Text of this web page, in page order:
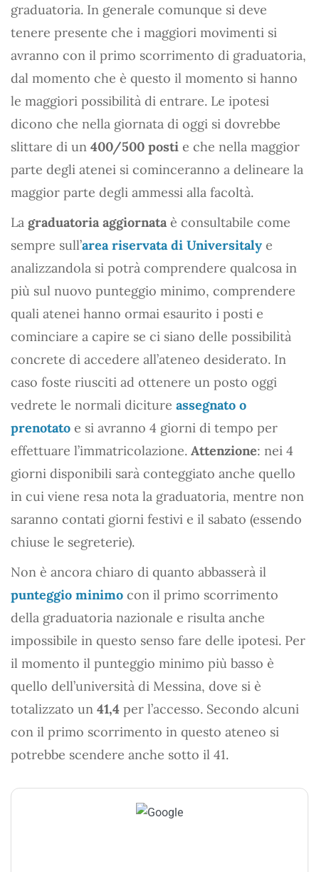
graduatoria. In generale comunque si deve
tenere presente che i maggiori movimenti si
avranno con il primo scorrimento di graduatoria,
dal momento che è questo il momento si hanno
le maggiori possibilità di entrare. Le ipotesi
dicono che nella giornata di oggi si dovrebbe
slittare di un 400/500 posti e che nella maggior
parte degli atenei si cominceranno a delineare la
maggior parte degli ammessi alla facoltà.
La graduatoria aggiornata è consultabile come
sempre sull’area riservata di Universitaly e
analizzandola si potrà comprendere qualcosa in
più sul nuovo punteggio minimo, comprendere
quali atenei hanno ormai esaurito i posti e
cominciare a capire se ci siano delle possibilità
concrete di accedere all’ateneo desiderato. In
caso foste riusciti ad ottenere un posto oggi
vedrete le normali diciture assegnato o
prenotato e si avranno 4 giorni di tempo per
effettuare l’immatricolazione. Attenzione: nei 4
giorni disponibili sarà conteggiato anche quello
in cui viene resa nota la graduatoria, mentre non
saranno contati giorni festivi e il sabato (essendo
chiuse le segreterie).
Non è ancora chiaro di quanto abbasserà il
punteggio minimo con il primo scorrimento
della graduatoria nazionale e risulta anche
impossibile in questo senso fare delle ipotesi. Per
il momento il punteggio minimo più basso è
quello dell’università di Messina, dove si è
totalizzato un 41,4 per l’accesso. Secondo alcuni
con il primo scorrimento in questo ateneo si
potrebbe scendere anche sotto il 41.